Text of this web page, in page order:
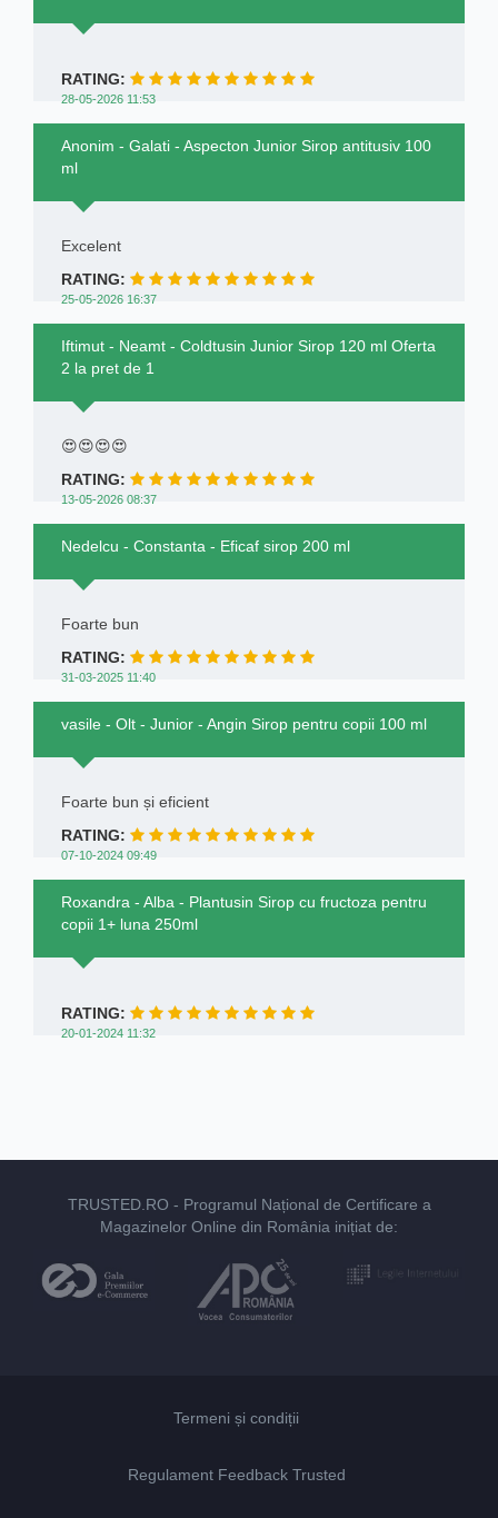
RATING:
28-05-2026 11:53
Anonim - Galati - Aspecton Junior Sirop antitusiv 100
ml
Excelent
RATING:
25-05-2026 16:37
Iftimut - Neamt - Coldtusin Junior Sirop 120 ml Oferta
2 la pret de 1
😍😍😍😍
RATING:
13-05-2026 08:37
Nedelcu - Constanta - Eficaf sirop 200 ml
Foarte bun
RATING:
31-03-2025 11:40
vasile - Olt - Junior - Angin Sirop pentru copii 100 ml
Foarte bun și eficient
RATING:
07-10-2024 09:49
Roxandra - Alba - Plantusin Sirop cu fructoza pentru
copii 1+ luna 250ml
RATING:
20-01-2024 11:32
TRUSTED.RO - Programul Național de Certificare a
Magazinelor Online din România inițiat de:
Termeni și condiții
Regulament Feedback Trusted